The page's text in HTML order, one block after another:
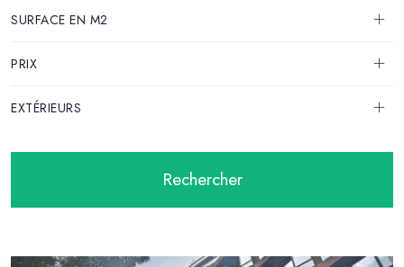
SURFACE EN M2
PRIX
EXTÉRIEURS